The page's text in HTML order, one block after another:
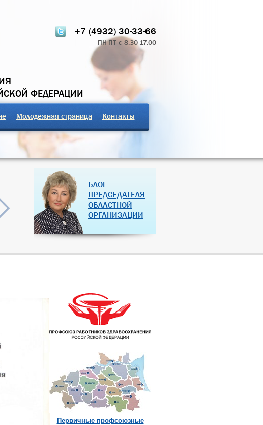
+7 (4932) 30-33-66
ПН-ПТ с 8.30-17.00
ФЕДЕРАЦИИ
Молодежная страница Контакты
ОТЧЁТ О РАБОТЕ
КОМИТЕТА 2024
07 Дек 2018
РОССИЙСКОЙ ФЕДЕРАЦИИ
БЛОГ
ПРЕДСЕДАТЕЛЯ
ОБЛАСТНОЙ
ОРГАНИЗАЦИИ
Первичные профсоюзные